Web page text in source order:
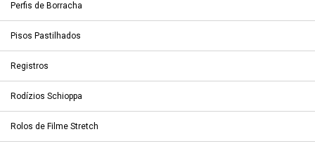
Perfis de Borracha
Pisos Pastilhados
Registros
Rodízios Schioppa
Rolos de Filme Stretch